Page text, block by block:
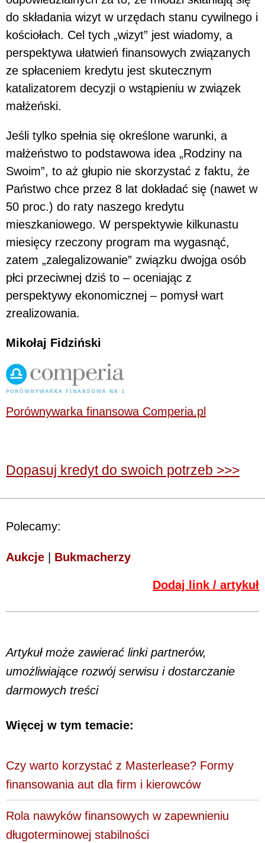
do składania wizyt w urzędach stanu cywilnego i
kościołach. Cel tych „wizyt” jest wiadomy, a
perspektywa ułatwień finansowych związanych
ze spłaceniem kredytu jest skutecznym
katalizatorem decyzji o wstąpieniu w związek
małżeński.
Jeśli tylko spełnia się określone warunki, a
małżeństwo to podstawowa idea „Rodziny na
Swoim”, to aż głupio nie skorzystać z faktu, że
Państwo chce przez 8 lat dokładać się (nawet w
50 proc.) do raty naszego kredytu
mieszkaniowego. W perspektywie kilkunastu
miesięcy rzeczony program ma wygasnąć,
zatem „zalegalizowanie” związku dwojga osób
płci przeciwnej dziś to – oceniając z
perspektywy ekonomicznej – pomysł wart
zrealizowania.
Mikołaj Fidziński
Porównywarka finansowa Comperia.pl
Dopasuj kredyt do swoich potrzeb >>>
Polecamy:
Aukcje Bukmacherzy
Dodaj link / artykuł
Artykuł może zawierać linki partnerów,
umożliwiające rozwój serwisu i dostarczanie
darmowych treści
Więcej w tym temacie:
Czy warto korzystać z Masterlease? Formy
finansowania aut dla firm i kierowców
Rola nawyków finansowych w zapewnieniu
długoterminowej stabilności